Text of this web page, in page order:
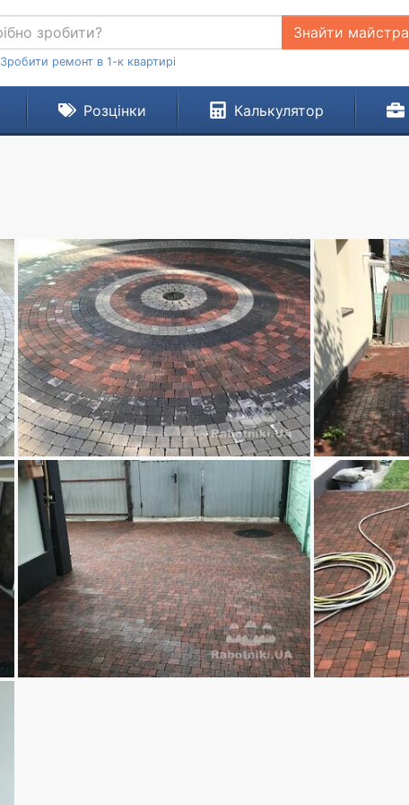
Знайти майстра
Зробити ремонт в 1-к квартирі
Розцінки Калькулятор